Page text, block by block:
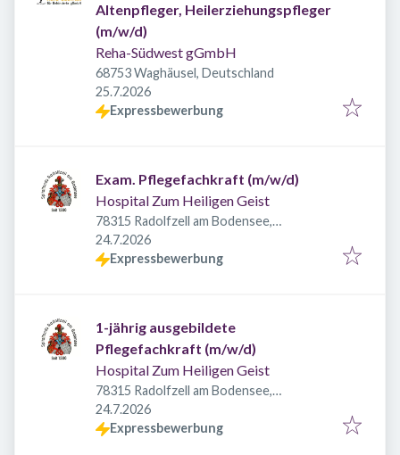
Altenpfleger, Heilerziehungspfleger
(m/w/d)
Reha-Südwest gGmbH
68753 Waghäusel, Deutschland
Veröffentlicht
25.7.2026
Expressbewerbung
Exam. Pflegefachkraft (m/w/d)
Hospital Zum Heiligen Geist
78315 Radolfzell am Bodensee,
Deutschland
Veröffentlicht
24.7.2026
Expressbewerbung
1-jährig ausgebildete
Pflegefachkraft (m/w/d)
Hospital Zum Heiligen Geist
78315 Radolfzell am Bodensee,
Deutschland
Veröffentlicht
24.7.2026
Expressbewerbung